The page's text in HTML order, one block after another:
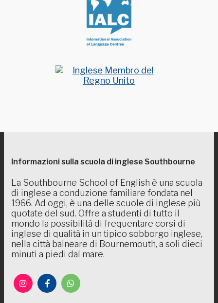
Informazioni sulla scuola di inglese Southbourne
La Southbourne School of English è una scuola
di inglese a conduzione familiare fondata nel
1966. Ad oggi, è una delle scuole di inglese più
quotate del sud. Offre a studenti di tutto il
mondo la possibilità di frequentare corsi di
inglese di qualità in un tipico sobborgo inglese,
nella città balneare di Bournemouth, a soli dieci
minuti a piedi dal mare.